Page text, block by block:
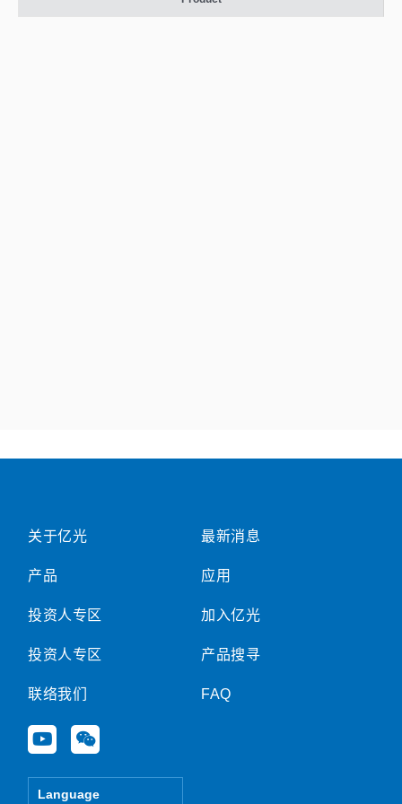
关于亿光
产品
投资人专区
投资人专区
联络我们
Y
o
W
e
Language
最新消息
应用
加入亿光
产品搜寻
FAQ